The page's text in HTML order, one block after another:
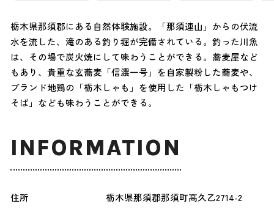
栃木県那須郡にある自然体験施設。「那須連山」からの伏流
水を流した、滝のある釣り堀が完備されている。釣った川魚
は、その場で炭火焼にして味わうことができる。蕎麦屋など
もあり、貴重な玄蕎麦「信濃一号」を自家製粉した蕎麦や、
ブランド地鶏の「栃木しゃも」を使用した「栃木しゃもつけ
そば」なども味わうことができる。
INFORMATION
住所
栃木県那須郡那須町高久乙2714-2